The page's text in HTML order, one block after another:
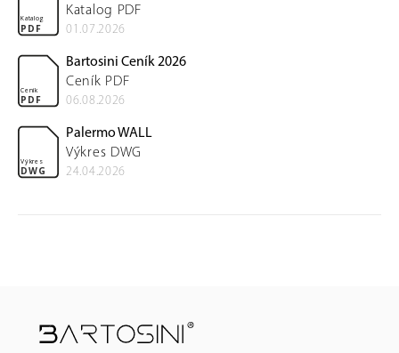
Katalog
PDF
Katalog PDF
01.07.2026
Ceník
PDF
Bartosini Ceník 2026
Ceník PDF
06.08.2026
Výkres
DWG
Palermo WALL
Výkres DWG
24.04.2026